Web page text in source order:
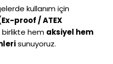
kullanım için
proof / ATEX
hem aksiyel hem
sunuyoruz.